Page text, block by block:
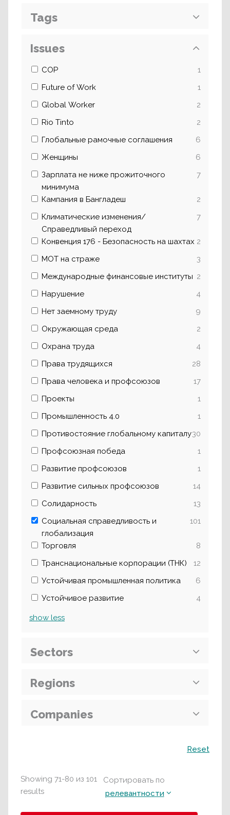
Showing 71-80 из 101
results
Сортировать по
релевантности
Tags
Issues
COP
1
Future of Work
1
Global Worker
2
Rio Tinto
2
Глобальные рамочные соглашения
6
Женщины
6
Зарплата не ниже прожиточного
минимума
7
Кампания в Бангладеш
2
Климатические изменения/
Справедливый переход
7
Конвенция 176 - Безопасность на шахтах 2
МОТ на страже
3
Международные финансовые институты 2
Нарушение
4
Нет заемному труду
9
Окружающая среда
2
Охрана труда
4
Права трудящихся
28
Права человека и профсоюзов
17
Проекты
1
Промышленность 4.0
1
Противостояние глобальному капиталу30
Профсоюзная победа
1
Развитие профсоюзов
1
Развитие сильных профсоюзов
14
Солидарность
13
Социальная справедливость и
глобализация
101
Торговля
8
Транснациональные корпорации (ТНК)
12
Устойчивая промышленная политика
6
Устойчивое развитие
4
show less
Sectors
Regions
Companies
Reset